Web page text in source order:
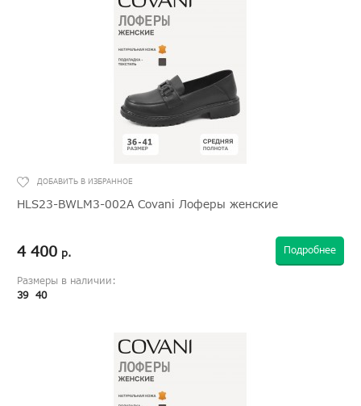
HLS23-BWLM3-002A Covani Лоферы женские
4 400 р. Подробнее
Размеры в наличии:
39 40